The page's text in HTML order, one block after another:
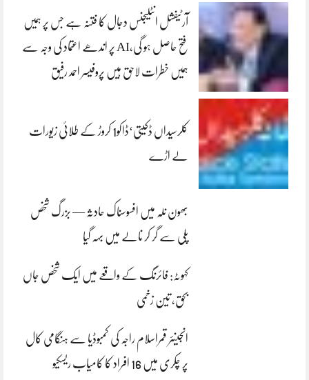
آرٹیفشل انٹلیجنس دجال کا فتنہ ہے جس پر ہمیں
فتح حاصل ہو گی،AI پر اندھے اعتماد کی وجہ سے
ہمیں خطرات لاحق ہیں پروفیسر احمد رفیق
کلرسیداں ڈکیتی‘ڈاکو1 کروڑ کے طلائی زیورات
لے اڑے
بھون نلہ میں افسوسناک حادثہ — بزرگ شخص
پلی سے گر کر نالے میں بہہ گیا
کہوٹہ: فائرنگ کے واقعے میں ایک شخص جاں
بحق، تین زخمی
انجینئر قمراسلام راجہ کی کمبوڈیا سے ہنگامی کال
پر چکری میں 16 افراد کا کامیاب ریسکیو